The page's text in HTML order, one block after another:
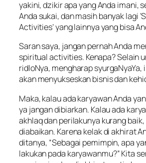
yakini, dzikir apa yang Anda imani,
Anda sukai, dan masih banyak lagi
Activities’ yang lainnya yang bisa
Saran saya, jangan pernah Anda
spiritual activities. Kenapa? Selain
ridloNya, mengharap syurgaNyaYa,
akan menyukseskan bisnis dan
Maka, kalau ada karyawan Anda
ya jangan dibiarkan. Kalau ada
akhlaq dan perilakunya kurang
diabaikan. Karena kelak di akhirat
ditanya, “Sebagai pemimpin, apa
lakukan pada karyawanmu?” Kita